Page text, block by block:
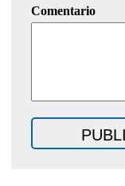
Comentario